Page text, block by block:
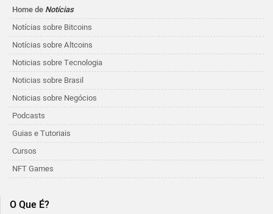
Home de Notícias
Notícias sobre Bitcoins
Notícias sobre Altcoins
Noticias sobre Tecnologia
Noticias sobre Brasil
Noticias sobre Negócios
Podcasts
Guias e Tutoriais
Cursos
NFT Games
O Que É?